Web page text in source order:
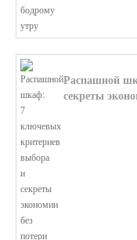
Распашной
секреты